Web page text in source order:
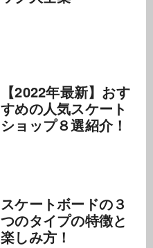
【2022年最新】おす
すめの人気スケート
ショップ８選紹介！
スケートボードの３
つのタイプの特徴と
楽しみ方！